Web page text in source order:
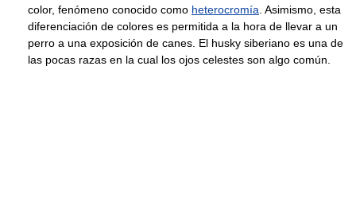
color, fenómeno conocido como heterocromía . Asimismo, esta
diferenciación de colores es permitida a la hora de llevar a un
perro a una exposición de canes. El husky siberiano es una de
las pocas razas en la cual los ojos celestes son algo común.